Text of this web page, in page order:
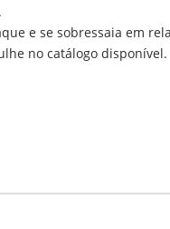
e se sobressaia em
no catálogo disponível.